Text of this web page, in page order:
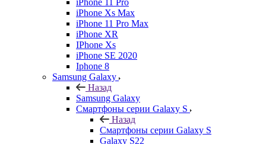
iPhone 11 Pro
iPhone Xs Max
iPhone 11 Pro Max
iPhone XR
IPhone Xs
iPhone SE 2020
Iphone 8
Samsung Galaxy
Назад
Samsung Galaxy
Смартфоны серии Galaxy S
Назад
Смартфоны серии Galaxy S
Galaxy S22